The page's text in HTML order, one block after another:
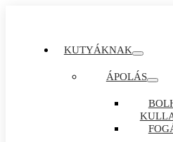
KUTYÁKNAK
ÁPOLÁS